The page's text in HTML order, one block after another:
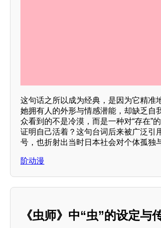
这句话之所以成为经典，是因为它精
她拥有人的外形与情感潜能，却缺乏自
众看到的不是冷漠，而是一种对“存在”
证明自己活着？这句台词后来被广泛引
号，也折射出当时日本社会对个体孤独
阶动漫
《虫师》中“虫”的设定与